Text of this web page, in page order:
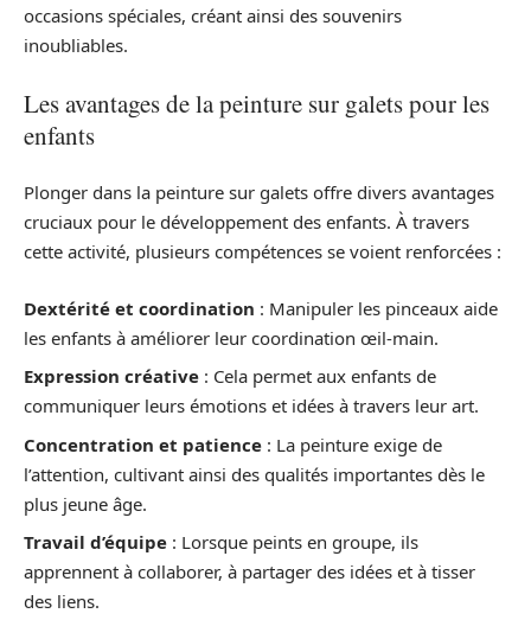
occasions spéciales, créant ainsi des souvenirs
inoubliables.
Les avantages de la peinture sur galets pour les
enfants
Plonger dans la peinture sur galets offre divers avantages
cruciaux pour le développement des enfants. À travers
cette activité, plusieurs compétences se voient renforcées :
Dextérité et coordination : Manipuler les pinceaux aide
les enfants à améliorer leur coordination œil-main.
Expression créative : Cela permet aux enfants de
communiquer leurs émotions et idées à travers leur art.
Concentration et patience : La peinture exige de
l’attention, cultivant ainsi des qualités importantes dès le
plus jeune âge.
Travail d’équipe : Lorsque peints en groupe, ils
apprennent à collaborer, à partager des idées et à tisser
des liens.